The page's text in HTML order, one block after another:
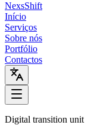
NexsShift
Início
Serviços
Sobre nós
Portfólio
Contactos
Digital transition unit